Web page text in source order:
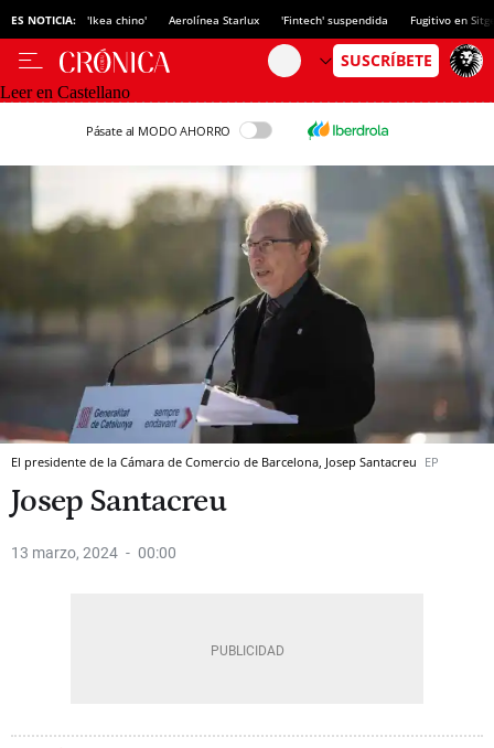
ES NOTICIA: 'Ikea chino' Aerolínea Starlux 'Fintech' suspendida Fugitivo en
Leer en Castellano
Pásate al MODO AHORRO
El presidente de la Cámara de Comercio de Barcelona, Josep Santacreu EP
Josep Santacreu
13 marzo, 2024 00:00